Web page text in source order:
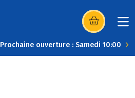
(s’ouvre dans
Prochaine ouverture : Samedi 10:00